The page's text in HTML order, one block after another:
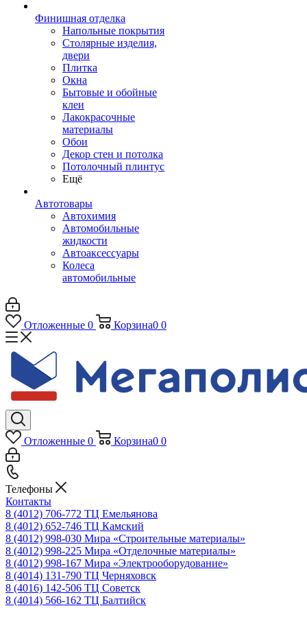
Финишная отделка
Напольные покрытия
Столярные изделия,
двери
Плитка
Окна
Бытовые и обойные
клеи
Лакокрасочные
материалы
Обои
Декор стен и потолка
Потолочный плинтус
Ещё
Автотовары
Автохимия
Автомобильные
жидкости
Автоаксессуары
Колеса
автомобильные
Отложенные 0 Корзина0 0
Отложенные 0 Корзина0 0
Телефоны
Контакты
8 (4012) 706-772 ТЦ Емельянова
8 (4012) 652-746 ТЦ Камский
8 (4012) 998-030 Мира «Строительные материалы»
8 (4012) 998-225 Мира «Отделочные материалы»
8 (4012) 998-167 Мира «Электрооборудование»
8 (4014) 131-790 ТЦ Черняховск
8 (4016) 142-506 ТЦ Советск
8 (4014) 566-162 ТЦ Балтийск